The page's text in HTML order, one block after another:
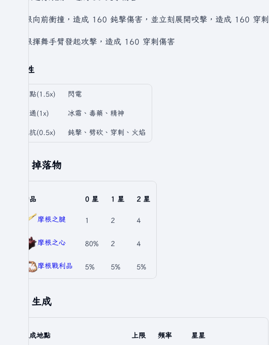
摩根向前衝撞，造成 160 鈍擊傷害，並立刻展開咬擊，造成 160 穿
摩根揮舞手臂發起攻擊，造成 160 穿刺傷害
抗性
弱點(1.5x) 閃電
普通(1x) 冰霜、毒藥、精神
抵抗(0.5x) 鈍擊、劈砍、穿刺、火焰
掉落物
物品 0 星 1 星 2 星
摩根之腱 1 2 4
摩根之心 80% 2 4
摩根戰利品 5% 5% 5%
生成
生成地點 上限 頻率 星星